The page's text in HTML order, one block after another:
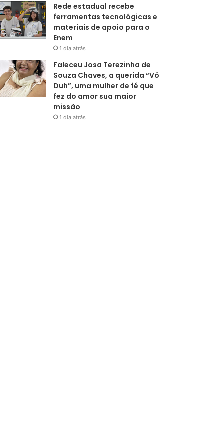
Rede estadual recebe
ferramentas tecnológicas e
materiais de apoio para o
Enem
1 dia atrás
Faleceu Josa Terezinha de
Souza Chaves, a querida “Vó
Duh”, uma mulher de fé que
fez do amor sua maior
missão
1 dia atrás